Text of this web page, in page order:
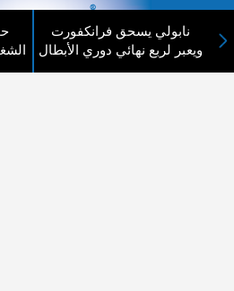
نابولي يسحق فرانكفورت
ويعبر لربع نهائي دوري الأبطال